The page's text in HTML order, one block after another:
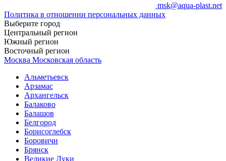
msk@aqua-plast.net
Политика в отношении персональных данных
Выберите город
Центральный регион
Южный регион
Восточный регион
Москва Московская область
Альметьевск
Арзамас
Архангельск
Балаково
Балашов
Белгород
Борисоглебск
Боровичи
Брянск
Великие Луки